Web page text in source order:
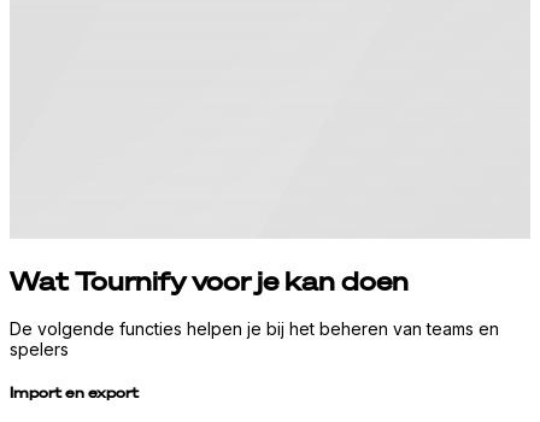
Wat Tournify voor je kan doen
De volgende functies helpen je bij het beheren van teams en
spelers
Import en export